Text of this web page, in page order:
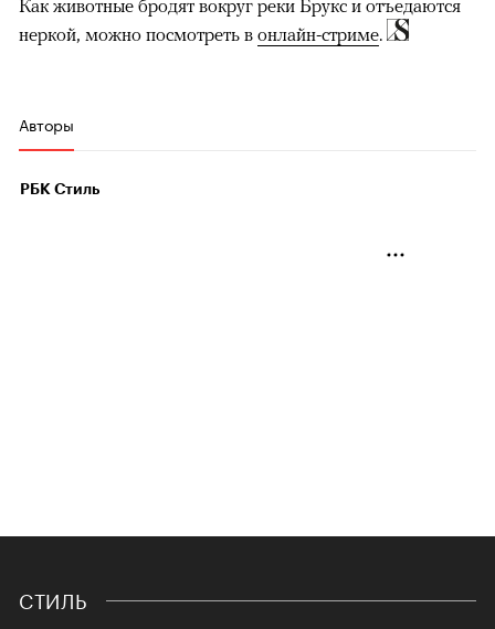
Как животные бродят вокруг реки Брукс и отъедаются
неркой, можно посмотреть в онлайн-стриме.
Авторы
РБК Стиль
СТИЛЬ